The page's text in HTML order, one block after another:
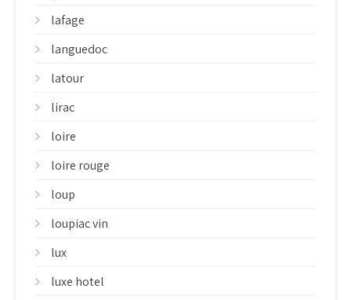
lafage
languedoc
latour
lirac
loire
loire rouge
loup
loupiac vin
lux
luxe hotel